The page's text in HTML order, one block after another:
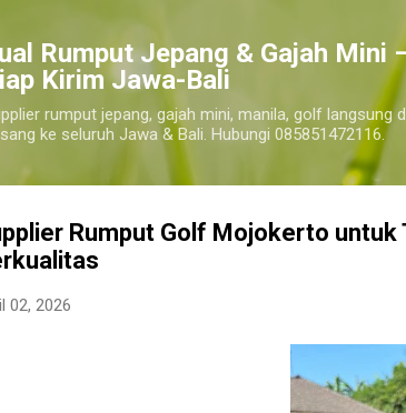
Langsung
Rumput Jepang & Gajah Mini
Kirim Jawa-Bali
rumput jepang, gajah mini, manila, golf langsung
ke seluruh Jawa & Bali. Hubungi 085851472116.
Rumput Golf Mojokerto untuk
02, 2026